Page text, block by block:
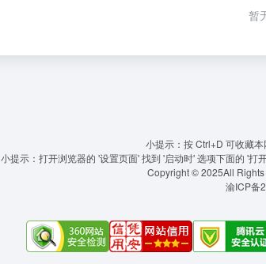
暂
小提示：按 Ctrl+D 可收藏本
小提示：打开浏览器的 '设置页面' 找到 '启动时' 选项下面的 '
Copyright © 2025All
渝ICP备